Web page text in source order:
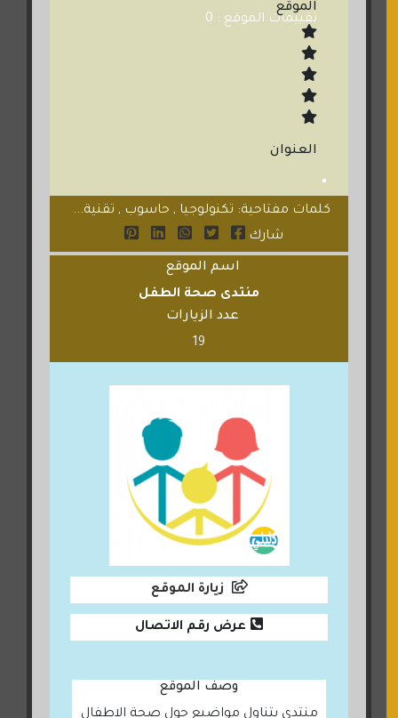
تقييمات الموقع : 0
الموقع
العنوان
كلمات مفتاحية: تكنولوجيا , حاسوب , تقنية...
شارك
اسم الموقع
منتدى صحة الطفل
عدد الزيارات
19
زيارة الموقع
عرض رقم الاتصال
وصف الموقع
منتدى يتناول مواضيع حول صحة الاطفال